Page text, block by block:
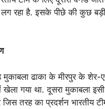
रहा है. इसके पीछे की कुछ
मुकाबला ढाका के मीरपुर के शेर-
खेला गया था. दूसरा मुकाबला
जिस तरह का प्रदर्शन भारतीय